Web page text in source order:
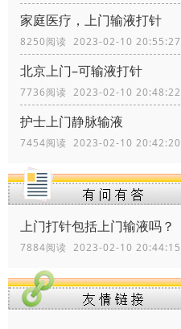
家庭医疗，上门输液打针
8250阅读 2023-02-10 20:55:27
北京上门–可输液打针
7736阅读 2023-02-10 20:48:22
护士上门静脉输液
7454阅读 2023-02-10 20:42:20
上门打针包括上门输液吗？
7884阅读 2023-02-10 20:44:15